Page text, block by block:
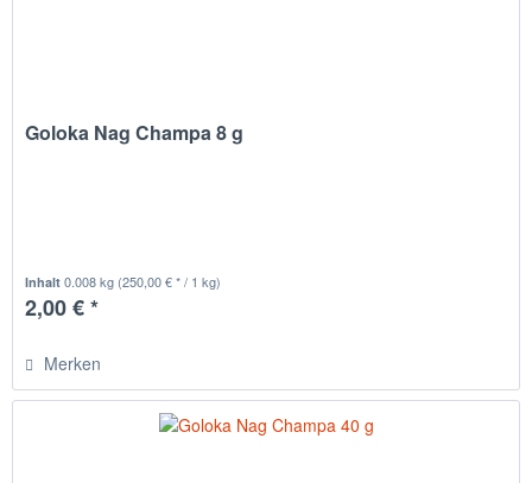
Goloka Nag Champa 8 g
Inhalt0.008 kg (250,00 € * / 1 kg)
2,00 € *
Merken